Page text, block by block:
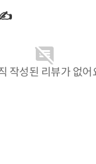
✍️
작성된 리뷰가 없어